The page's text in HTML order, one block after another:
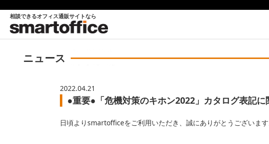
相談できるオフィス通販サイトなら
ニュース
2022.04.21
●重要●「危機対策のキホン2022」カタログ表記
日頃よりsmartofficeをご利用いただき、誠にありがとうございます